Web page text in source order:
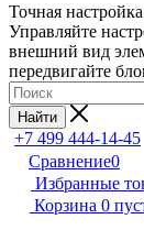
Точная настройка
Управляйте
внешний вид
передвигайте
Найти
+7 499 444-14-45
Сравнение0
Избранные
Корзина 0